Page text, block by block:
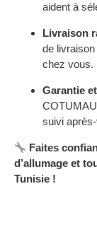
aident à
Livraison
de
chez vous.
Garantie
COTUMAU
suivi
Faites
d’allumage et
Tunisie !